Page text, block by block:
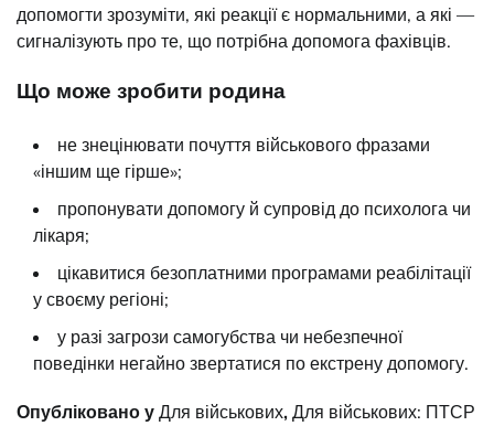
допомогти зрозуміти, які реакції є нормальними, а які —
сигналізують про те, що потрібна допомога фахівців.
Що може зробити родина
не знецінювати почуття військового фразами
«іншим ще гірше»;
пропонувати допомогу й супровід до психолога чи
лікаря;
цікавитися безоплатними програмами реабілітації
у своєму регіоні;
у разі загрози самогубства чи небезпечної
поведінки негайно звертатися по екстрену допомогу.
Опубліковано у Для військових, Для військових: ПТСР